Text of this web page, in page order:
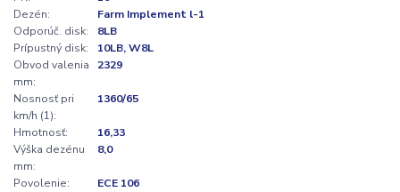
Dezén:
Farm Implement l-1
Odporúč. disk:
8LB
Prípustný disk:
10LB, W8L
Obvod valenia
mm:
2329
Nosnosť pri
km/h (1):
1360/65
Hmotnosť:
16,33
Výška dezénu
mm:
8,0
Povolenie:
ECE 106